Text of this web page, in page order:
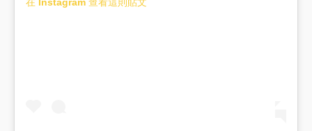
在 Instagram 查看這則貼文